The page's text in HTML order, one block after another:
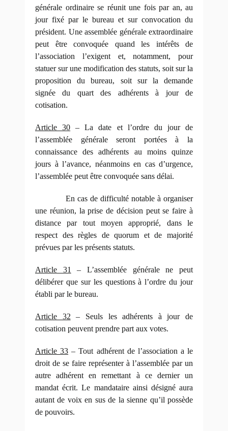
générale ordinaire se réunit une fois par an, au
jour fixé par le bureau et sur convocation du
président. Une assemblée générale extraordinaire
peut être convoquée quand les intérêts de
l’association l’exigent et, notamment, pour
statuer sur une modification des statuts, soit sur la
proposition du bureau, soit sur la demande
signée du quart des adhérents à jour de
cotisation.
Article 30 – La date et l’ordre du jour de
l’assemblée générale seront portées à la
connaissance des adhérents au moins quinze
jours à l’avance, néanmoins en cas d’urgence,
l’assemblée peut être convoquée sans délai.
En cas de difficulté notable à organiser
une réunion, la prise de décision peut se faire à
distance par tout moyen approprié, dans le
respect des règles de quorum et de majorité
prévues par les présents statuts.
Article 31
– L’assemblée générale ne peut
délibérer que sur les questions à l’ordre du jour
établi par le bureau.
Article 32 – Seuls les adhérents à jour de
cotisation peuvent prendre part aux votes.
Article 33 – Tout adhérent de l’association a le
droit de se faire représenter à l’assemblée par un
autre adhérent en remettant à ce dernier un
mandat écrit. Le mandataire ainsi désigné aura
autant de voix en sus de la sienne qu’il possède
de pouvoirs.